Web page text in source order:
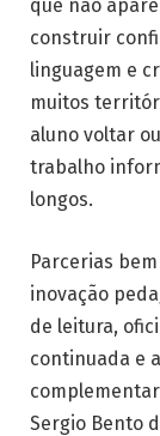
que não
construir
linguagem e
muitos
aluno voltar
trabalho
longos.
Parcerias
inovação
de leitura,
continuada e
Sergio Bento